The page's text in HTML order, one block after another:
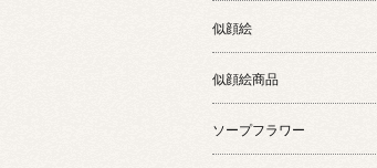
似顔絵
似顔絵商品
ソープフラワー